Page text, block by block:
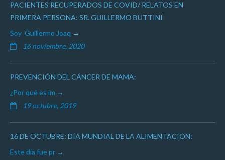
PACIENTES RECUPERADOS DE COVID/ RELATOS EN
PRIMERA PERSONA: SR. GUILLERMO BUTTINI
Soy Guillermo Joaq
16 noviembre, 2020
PREVENCIÓN DEL CÁNCER DE MAMA:
¿Por qué es im
19 octubre, 2019
16 DE OCTUBRE: DÍA MUNDIAL DE LA ALIMENTACIÓN:
Este día fue pr